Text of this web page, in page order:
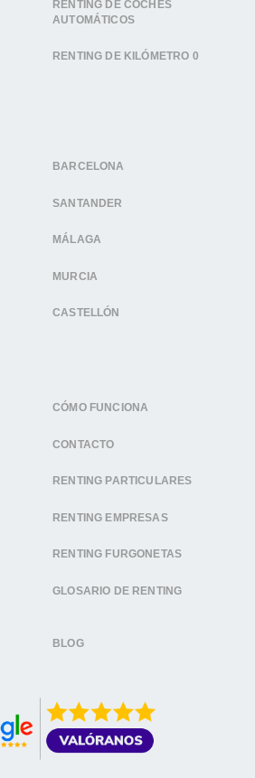
RENTING DE COCHES
AUTOMÁTICOS
RENTING DE KILÓMETRO 0
BARCELONA
SANTANDER
MÁLAGA
MURCIA
CASTELLÓN
CÓMO FUNCIONA
CONTACTO
RENTING PARTICULARES
RENTING EMPRESAS
RENTING FURGONETAS
GLOSARIO DE RENTING
BLOG